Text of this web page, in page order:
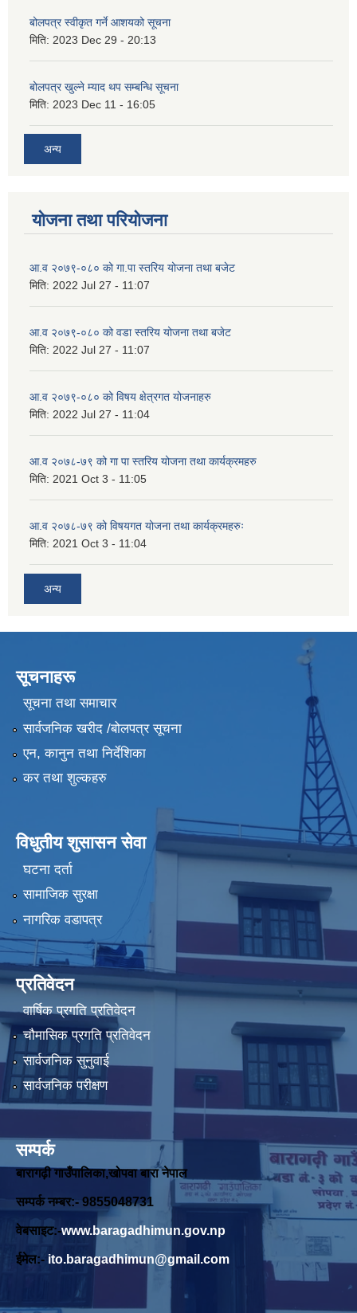
बोलपत्र स्वीकृत गर्ने आशयको सूचना
मिति: 2023 Dec 29 - 20:13
बोलपत्र खुल्ने म्याद थप सम्बन्धि सूचना
मिति: 2023 Dec 11 - 16:05
अन्य
योजना तथा परियोजना
आ.व २०७९-०८० को गा.पा स्तरिय योजना तथा बजेट
मिति: 2022 Jul 27 - 11:07
आ.व २०७९-०८० को वडा स्तरिय योजना तथा बजेट
मिति: 2022 Jul 27 - 11:07
आ.व २०७९-०८० को विषय क्षेत्रगत योजनाहरु
मिति: 2022 Jul 27 - 11:04
आ.व २०७८-७९ को गा पा स्तरिय योजना तथा कार्यक्रमहरु
मिति: 2021 Oct 3 - 11:05
आ.व २०७८-७९ को विषयगत योजना तथा कार्यक्रमहरुः
मिति: 2021 Oct 3 - 11:04
अन्य
सूचनाहरू
सूचना तथा समाचार
सार्वजनिक खरीद /बोलपत्र सूचना
एन, कानुन तथा निर्देशिका
कर तथा शुल्कहरु
विधुतीय शुसासन सेवा
घटना दर्ता
सामाजिक सुरक्षा
नागरिक वडापत्र
प्रतिवेदन
वार्षिक प्रगति प्रतिवेदन
चौमासिक प्रगति प्रतिवेदन
सार्वजनिक सुनुवाई
सार्वजनिक परीक्षण
सम्पर्क
बारागढ़ी गाउँपालिका,खोपवा बारा नेपाल
सम्पर्क नम्बर:- 9855048731
वेबसाइट:-www.baragadhimun.gov.np
ईमेल:- ito.baragadhimun@gmail.com